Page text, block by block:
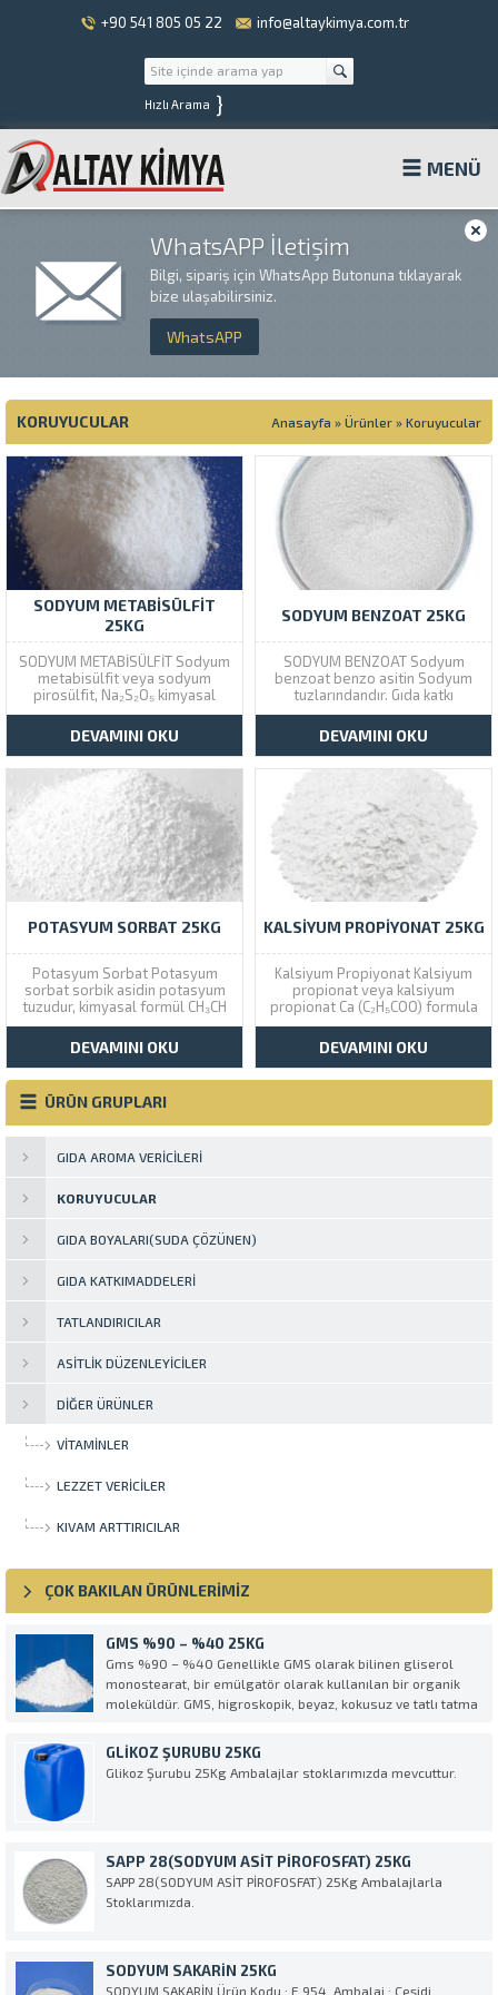
+90 541 805 05 22 info@altaykimya.com.tr
Hızlı Arama }
MENÜ
WhatsAPP İletişim
Bilgi, sipariş için WhatsApp Butonuna tıklayarak
bize ulaşabilirsiniz.
WhatsAPP
KORUYUCULAR Anasayfa » Ürünler » Koruyucular
SODYUM METABİSÜLFİT
25KG
SODYUM METABİSÜLFİT Sodyum
metabisülfit veya sodyum
pirosülfit, Na₂S₂O₅ kimyasal
formülünün inorganik bir
bileşiğidir. Bu madde bazen
disodyum metabisülfit olarak
adlandırılır. Dezenfektan,
antioksidan ve koruyucu ajan
olarak kullanılır.
DEVAMINI OKU
SODYUM BENZOAT 25KG
SODYUM BENZOAT Sodyum
benzoat benzo asitin Sodyum
tuzlarındandır. Gıda katkı
maddesi olarak gıda
endüstrisinde kullanılan bir
kimyasal maddedir. Gıda
maddelerinde E211 olarak
kodlanmaktadır.
DEVAMINI OKU
POTASYUM SORBAT 25KG
Potasyum Sorbat Potasyum
sorbat sorbik asidin potasyum
tuzudur, kimyasal formül CH₃CH
= CH − CH = CH − CO₂K. Suda çok
çözünür olan beyaz bir tuzdur.
Öncelikle bir gıda koruyucu
olarak kullanılır. Potasyum
sorbat, yiyecek, şarap ve kişisel
bakım ürünleri...
DEVAMINI OKU
KALSIYUM PROPIYONAT 25KG
Kalsiyum Propiyonat Kalsiyum
propionat veya kalsiyum
propionat Ca (C₂H₅COO) formula
formülüne sahiptir. Propanoik
asidin kalsiyum tuzudur.
DEVAMINI OKU
ÜRÜN GRUPLARI
GIDA AROMA VERICILERI
KORUYUCULAR
GIDA BOYALARI(SUDA ÇÖZÜNEN)
GIDA KATKIMADDELERI
TATLANDIRICILAR
ASITLIK DÜZENLEYICILER
DIĞER ÜRÜNLER
VITAMINLER
LEZZET VERICILER
KIVAM ARTTIRICILAR
ÇOK BAKILAN ÜRÜNLERİMİZ
GMS %90 – %40 25KG
Gms %90 – %40 Genellikle GMS olarak bilinen gliserol
monostearat, bir emülgatör olarak kullanılan bir organik
moleküldür. GMS, higroskopik, beyaz, kokusuz ve tatlı tatma
doğal olarak pankreas lipazının yağ dökümü olur...
GLIKOZ ŞURUBU 25KG
Glikoz Şurubu 25Kg Ambalajlar stoklarımızda mevcuttur.
SAPP 28(SODYUM ASİT PİROFOSFAT) 25KG
SAPP 28(SODYUM ASİT PİROFOSFAT) 25Kg Ambalajlarla
Stoklarımızda.
SODYUM SAKARİN 25KG
SODYUM SAKARİN Ürün Kodu : E 954. Ambalaj : Çeşidi